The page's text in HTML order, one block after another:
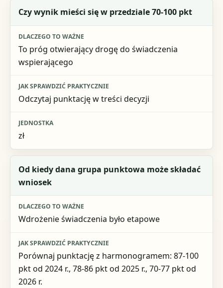
Czy wynik mieści się w przedziale 70-100 pkt
To próg otwierający drogę do świadczenia
wspierającego
Odczytaj punktację w treści decyzji
zł
Od kiedy dana grupa punktowa może składać
wniosek
Wdrożenie świadczenia było etapowe
Porównaj punktację z harmonogramem: 87-100
pkt od 2024 r., 78-86 pkt od 2025 r., 70-77 pkt od
2026 r.